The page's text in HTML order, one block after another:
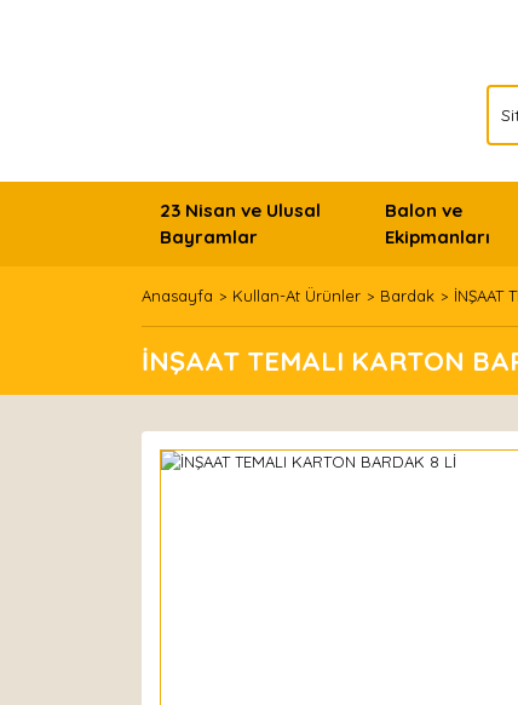
23 Nisan ve Ulusal
Bayramlar
Balon ve
Ekipmanları
Anasayfa Kullan-At Ürünler Bardak İNŞAAT
İNŞAAT TEMALI KARTON